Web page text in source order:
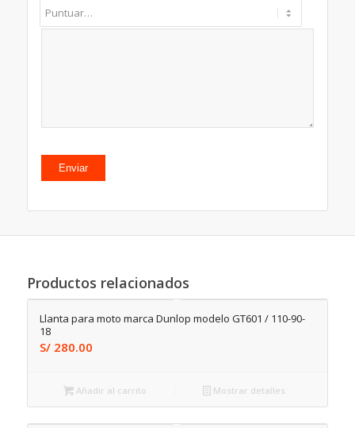
Productos relacionados
Llanta para moto marca Dunlop modelo GT601 / 110-90-
18
S/280.00
Añadir al carrito Mostrar detalles